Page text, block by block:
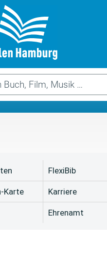
Karte
FlexiBib
Karriere
Ehrenamt